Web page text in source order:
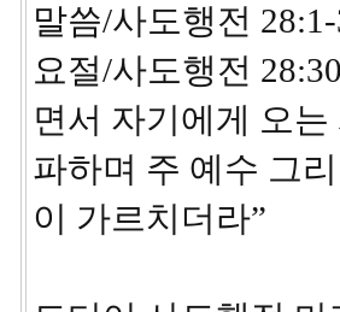
말씀/사도행전
요절/사도행전
면서 자기에게 오
파하며 주 예수 그
이 가르치더라”